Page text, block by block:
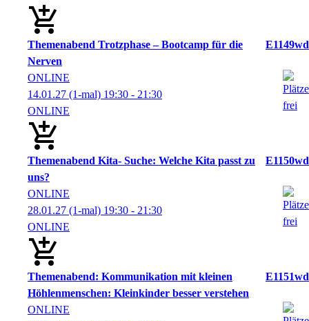
Themenabend Trotzphase – Bootcamp für die
Nerven
E1149wd
ONLINE
14.01.27 (1-mal) 19:30 - 21:30
ONLINE
Themenabend Kita- Suche: Welche Kita passt zu
uns?
E1150wd
ONLINE
28.01.27 (1-mal) 19:30 - 21:30
ONLINE
Themenabend: Kommunikation mit kleinen
Höhlenmenschen: Kleinkinder besser verstehen
E1151wd
ONLINE